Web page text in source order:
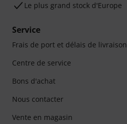
Le plus grand stock d'Europe
Service
Frais de port et délais de livraison
Centre de service
Bons d'achat
Nous contacter
Vente en magasin